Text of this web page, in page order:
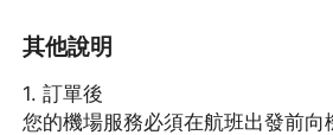
其他說明
1. 訂單後
您的機場服務必須在航班出發前向